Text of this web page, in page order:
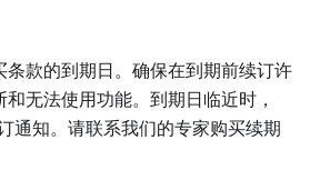
款的到期日。确保在到期前续订许
无法使用功能。到期日临近时，
通知。请联系我们的专家购买续期